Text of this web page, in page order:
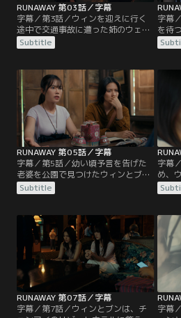
RUNAWAY 第03話／字幕
字幕／第3話／ウィンを迎えに行く
途中で交通事故に遭った姉のウェン
は一命をとりとめるが、病院で母親
と口論になったウィンは家から出て
ンが迎えにやって来る。ウィンに車
を運転させたブンは、ウィンにつき
まとう怨霊と、二人を結ぶ運命の謎
の答えを探しに行くと言う。
Subtitle
字幕
を待
た怨
れる
っ
れを
じな
去
の運
RUNAWAY 第05話／字幕
字幕／第5話／幼い頃予言を告げた
老婆を公園で見つけたウィンとブン
だが、老婆は何も語ろうとしない。
二人はウィンの記憶を頼りに小学校
ない。学校の建つ土地に何かヒント
があると考えた二人は、事情を知る
近所の住人を訪ねる。死ぬと予言さ
れた誕生日まであと1週間。二人は
運命を変えようと懸命に探し続け
る…
Subtitle
字幕
め、
へ向
が死
可能
つて
ワン
見
に危
RUNAWAY 第07話／字幕
字幕／第7話／ウィンとブンは、チ
字幕